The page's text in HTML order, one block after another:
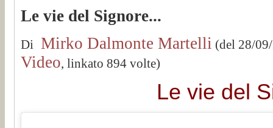
Le vie del Signore...
Di Mirko Dalmonte Martelli (del 28/
Video, linkato 894 volte)
Le vie del